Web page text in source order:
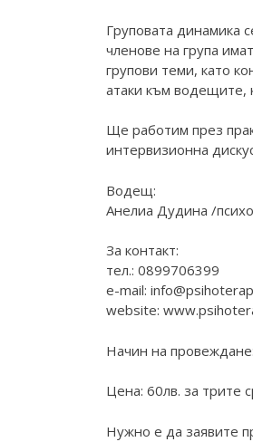
Груповата динамика
членове на група
групови теми, като
атаки към водещите,
Ще работим през
интервизионна
Водещ:
Анелиа Дудина /
За контакт:
тел.: 0899706399
e-mail:
website:
Начин на
Цена: 60лв. за трите
Нужно е да заявите